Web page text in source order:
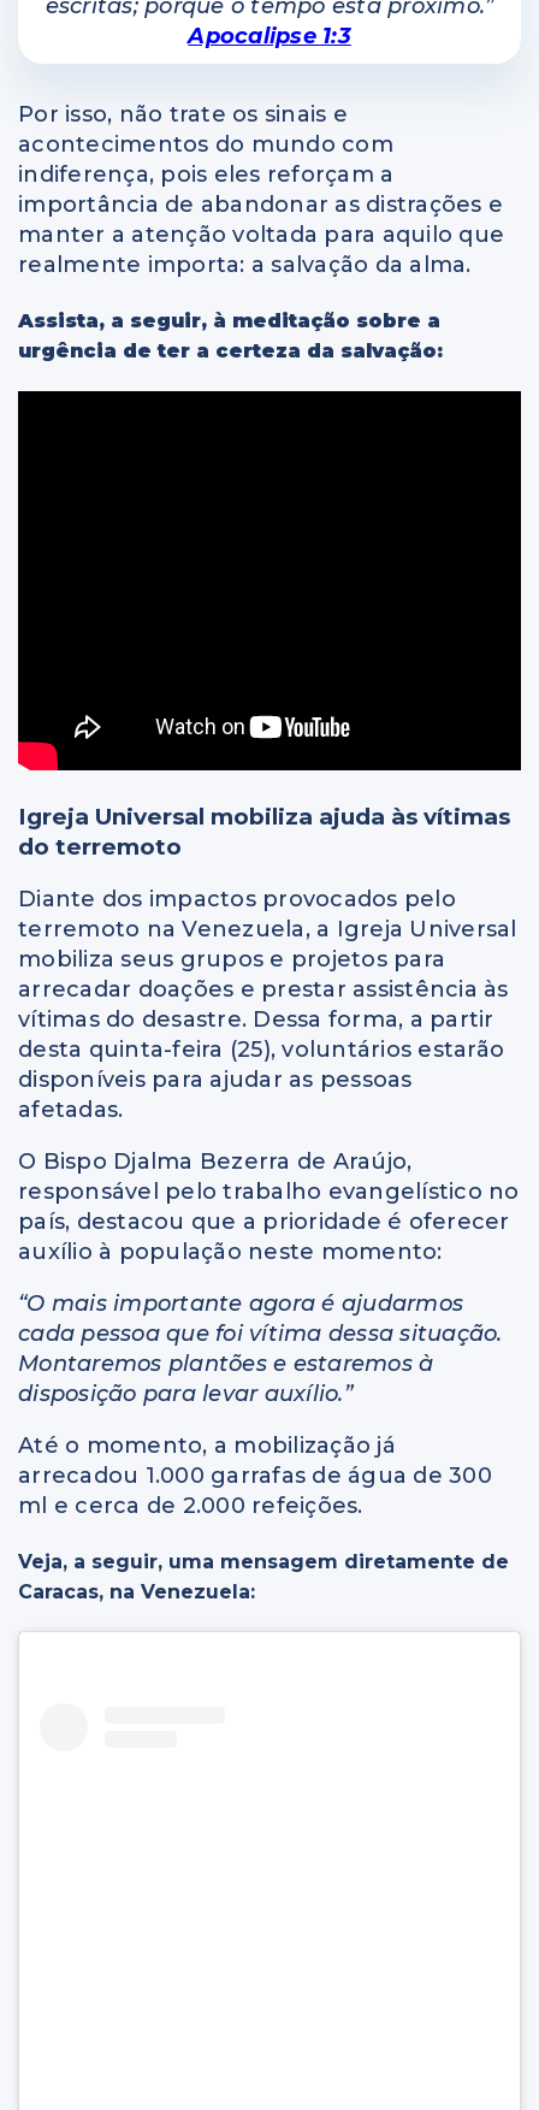
escritas; porque o tempo está próximo.”
Apocalipse 1:3
Por isso, não trate os sinais e
acontecimentos do mundo com
indiferença, pois eles reforçam a
importância de abandonar as distrações e
manter a atenção voltada para aquilo que
realmente importa: a salvação da alma.
Assista, a seguir, à meditação sobre a
urgência de ter a certeza da salvação:
Igreja Universal mobiliza ajuda às vítimas
do terremoto
Diante dos impactos provocados pelo
terremoto na Venezuela, a Igreja Universal
mobiliza seus grupos e projetos para
arrecadar doações e prestar assistência às
vítimas do desastre. Dessa forma, a partir
desta quinta-feira (25), voluntários estarão
disponíveis para ajudar as pessoas
afetadas.
O Bispo Djalma Bezerra de Araújo,
responsável pelo trabalho evangelístico no
país, destacou que a prioridade é oferecer
auxílio à população neste momento:
“O mais importante agora é ajudarmos
cada pessoa que foi vítima dessa situação.
Montaremos plantões e estaremos à
disposição para levar auxílio.”
Até o momento, a mobilização já
arrecadou 1.000 garrafas de água de 300
ml e cerca de 2.000 refeições.
Veja, a seguir, uma mensagem diretamente de
Caracas, na Venezuela: